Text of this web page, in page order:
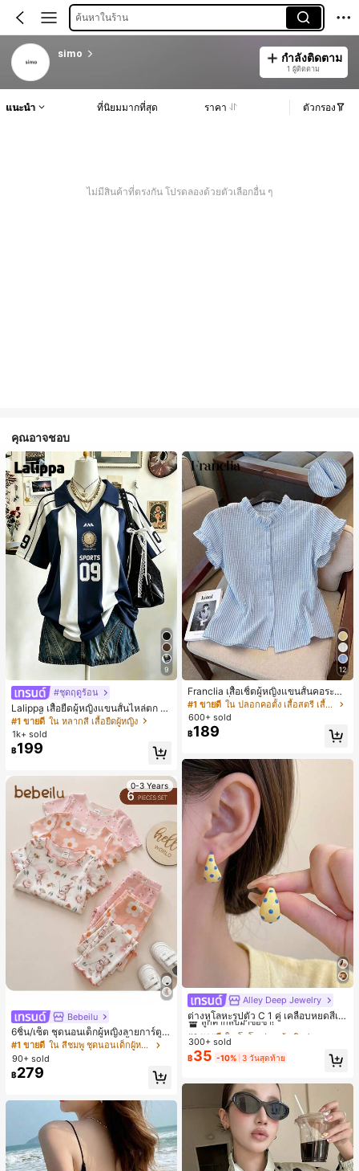
ค้นหาในร้าน
simo กำลังติดตาม
1 ผู้ติดตาม
แนะนำ ที่นิยมมากที่สุด ราคา ตัวกรอง
ไม่มีสินค้าที่ตรงกัน โปรดลองด้วยตัวเลือกอื่น ๆ
คุณอาจชอบ
9
#ชุดฤดูร้อน
Lalippa เสื้อยืดผู้หญิงแขนสั้นไหล่ตก ค
อวีปกเสื้อ ลายพิมพ์ดิจิทัลลายทาง สไตล์
สปอร์ตแฟชั่นมินิมอล ของขวัญสำหรับเ
พื่อน
#1 ขายดี ใน หลากสี เสื้อยืดผู้หญิง
1k+ sold
฿199
0-3 Years
Bebeilu
6ชิ้น/เซ็ต ชุดนอนเด็กผู้หญิงลายการ์ตูน
หมีและดอกไม้ คอกลม แขนสั้น กางเกง
ขาสั้น ขอบระบาย สวมใส่สบาย
#1 ขายดี
ใน สีชมพู ชุดนอนเด็กผู้หญิง
90+ sold
฿279
12
Franclia เสื้อเชิ้ตผู้หญิงแขนสั้นคอระบา
ยกระดุมเดี่ยวลายทาง
#1 ขายดี
ใน ปลอกคอตั้ง เสื้อสตรี เสื้อเบลาส์ & Tee
600+ sold
฿189
Alley Deep Jewelry
ต่างหูโลหะรูปตัว C 1 คู่ เคลือบหยดสีเห
ลือง ลายจุดสีน้ำเงิน สไตล์ยุโรปและอเม
ริกัน แฟชั่นส่วนตัว หวานและสง่างาม
สำหรับผู้หญิงและเด็กหญิง สำหรับการเ
ดินทาง งานแต่งงาน ปาร์ตี้ วันเกิด ของ
#1 ขายดี ใน โบโฮ ต่างหูผู้หญิง
ลูกค้ากลับมาซื้อซ้ำ!
เกือบหมดแล้ว!
#1 ขายดี ใน โบโฮ ต่างหูผู้หญิง
ลูกค้ากลับมาซื้อซ้ำ!
เกือบหมดแล้ว!
#1 ขายดี ใน โบโฮ ต่างหูผู้หญิง
ลูกค้ากลับมาซื้อซ้ำ!
เกือบหมดแล้ว!
#1 ขายดี ใน โบโฮ ต่างหูผู้หญิง
เกือบหมดแล้ว!
300+ sold
฿35 -10% 3 วันสุดท้าย